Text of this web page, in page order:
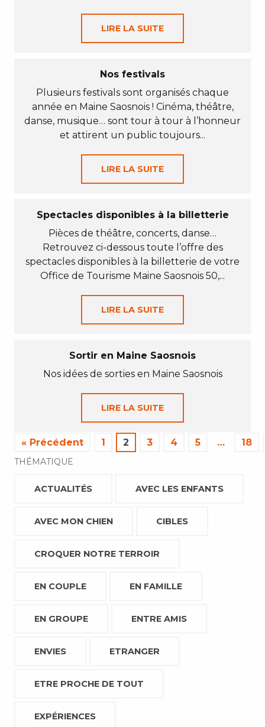
LIRE LA SUITE
Nos festivals
Plusieurs festivals sont organisés chaque
année en Maine Saosnois ! Cinéma, théâtre,
danse, musique… sont tour à tour à l’honneur
et attirent un public toujours...
LIRE LA SUITE
Spectacles disponibles à la billetterie
Pièces de théâtre, concerts, danse…
Retrouvez ci-dessous toute l’offre des
spectacles disponibles à la billetterie de votre
Office de Tourisme Maine Saosnois 50,...
LIRE LA SUITE
Sortir en Maine Saosnois
Nos idées de sorties en Maine Saosnois
LIRE LA SUITE
« Précédent 1 2 3 4 5 … 18
THÉMATIQUE
ACTUALITÉS AVEC LES ENFANTS
AVEC MON CHIEN CIBLES
CROQUER NOTRE TERROIR
EN COUPLE EN FAMILLE
EN GROUPE ENTRE AMIS
ENVIES ETRANGER
ETRE PROCHE DE TOUT
EXPÉRIENCES